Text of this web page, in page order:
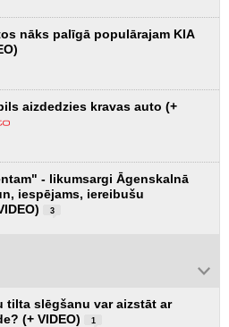
nāks palīgā populārajam KIA
aizdedzies kravas auto (+
- likumsargi Āgenskalnā
iespējams, iereibušu
3
tilta slēgšanu var aizstāt ar
(+ VIDEO)
1